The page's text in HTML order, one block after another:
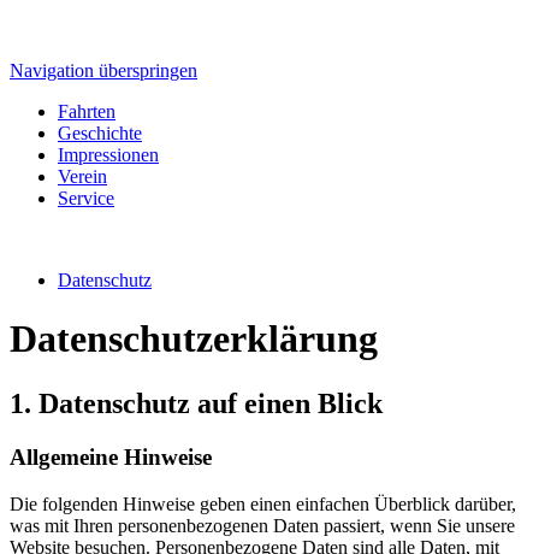
Navigation überspringen
Fahrten
Geschichte
Impressionen
Verein
Service
Datenschutz
Datenschutzerklärung
1. Datenschutz auf einen Blick
Allgemeine Hinweise
Die folgenden Hinweise geben einen einfachen Überblick darüber,
was mit Ihren personenbezogenen Daten passiert, wenn Sie unsere
Website besuchen. Personenbezogene Daten sind alle Daten, mit